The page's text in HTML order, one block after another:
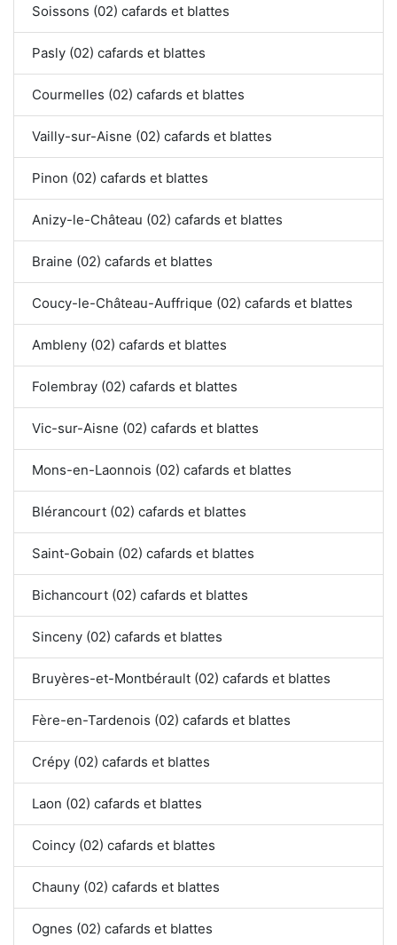
Soissons (02) cafards et blattes
Pasly (02) cafards et blattes
Courmelles (02) cafards et blattes
Vailly-sur-Aisne (02) cafards et blattes
Pinon (02) cafards et blattes
Anizy-le-Château (02) cafards et blattes
Braine (02) cafards et blattes
Coucy-le-Château-Auffrique (02) cafards et blattes
Ambleny (02) cafards et blattes
Folembray (02) cafards et blattes
Vic-sur-Aisne (02) cafards et blattes
Mons-en-Laonnois (02) cafards et blattes
Blérancourt (02) cafards et blattes
Saint-Gobain (02) cafards et blattes
Bichancourt (02) cafards et blattes
Sinceny (02) cafards et blattes
Bruyères-et-Montbérault (02) cafards et blattes
Fère-en-Tardenois (02) cafards et blattes
Crépy (02) cafards et blattes
Laon (02) cafards et blattes
Coincy (02) cafards et blattes
Chauny (02) cafards et blattes
Ognes (02) cafards et blattes